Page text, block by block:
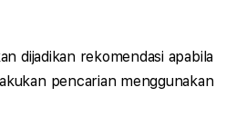
dijadikan rekomendasi apabila
pencarian menggunakan